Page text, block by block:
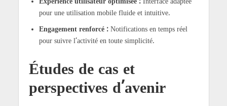
Expérience utilisateur optimisée :Interface adaptée
pour une utilisation mobile fluide et intuitive.
Engagement renforcé :Notifications en temps réel
pour suivre l’activité en toute simplicité.
Études de cas et
perspectives d’avenir